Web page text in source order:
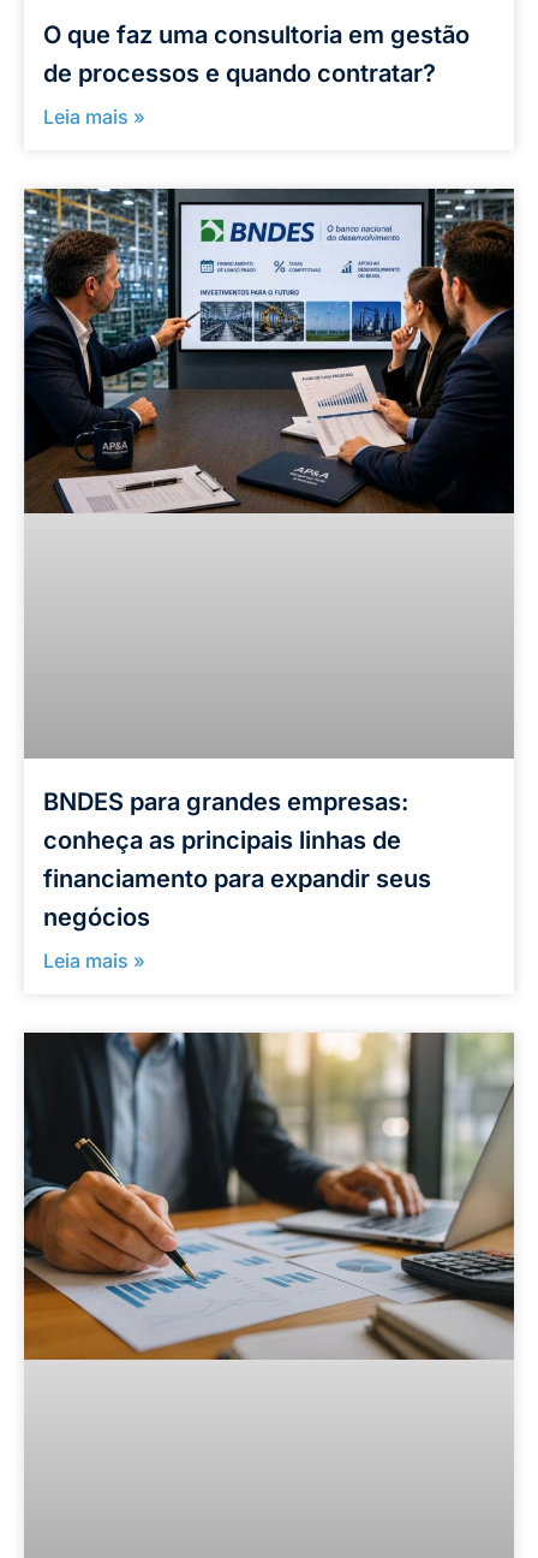
O que faz uma consultoria em gestão
de processos e quando contratar?
Leia mais »
BNDES para grandes empresas:
conheça as principais linhas de
financiamento para expandir seus
negócios
Leia mais »